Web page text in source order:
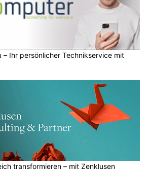
– Ihr persönlicher Technikservice mit
transformieren – mit Zenklusen